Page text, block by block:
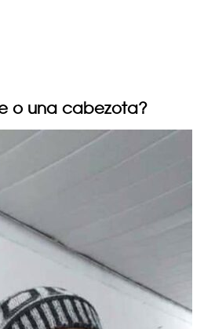
o una cabezota?